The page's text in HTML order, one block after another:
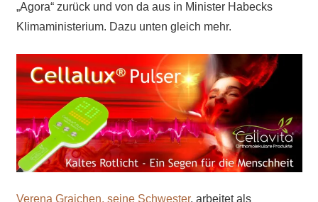
„Agora“ zurück und von da aus in Minister Habecks
Klimaministerium. Dazu unten gleich mehr.
Verena Graichen, seine Schwester, arbeitet als